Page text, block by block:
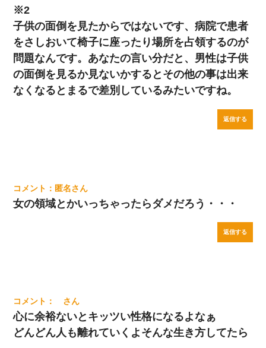
※2
子供の面倒を見たからではないです、病院で患者
をさしおいて椅子に座ったり場所を占領するのが
問題なんです。あなたの言い分だと、男性は子供
の面倒を見るか見ないかするとその他の事は出来
なくなるとまるで差別しているみたいですね。
返信する
匿名
女の領域とかいっちゃったらダメだろう・・・
返信する
心に余裕ないとキッツい性格になるよなぁ
どんどん人も離れていくよそんな生き方してたら